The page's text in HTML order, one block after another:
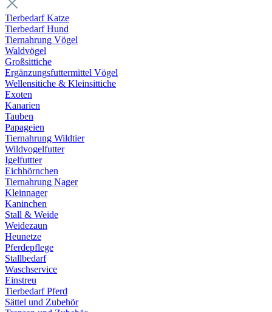
Tierbedarf Katze
Tierbedarf Hund
Tiernahrung Vögel
Waldvögel
Großsittiche
Ergänzungsfuttermittel Vögel
Wellensitiche & Kleinsittiche
Exoten
Kanarien
Tauben
Papageien
Tiernahrung Wildtier
Wildvogelfutter
Igelfuttter
Eichhörnchen
Tiernahrung Nager
Kleinnager
Kaninchen
Stall & Weide
Weidezaun
Heunetze
Pferdepflege
Stallbedarf
Waschservice
Einstreu
Tierbedarf Pferd
Sättel und Zubehör